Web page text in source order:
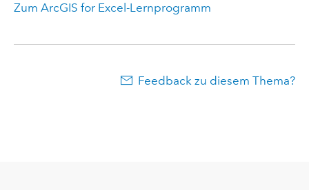
Zum ArcGIS for Excel -Lernprogramm
Feedback zu diesem Thema?